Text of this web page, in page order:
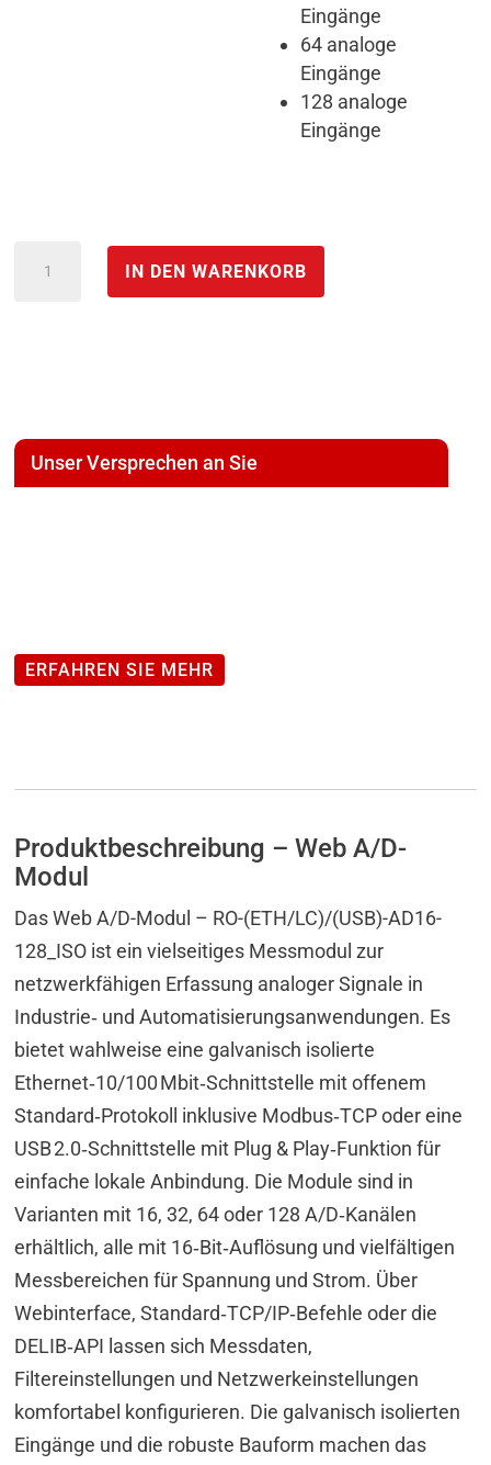
Eingänge
64 analoge
Eingänge
128 analoge
Eingänge
galvanisch
getrennten
(Modbus-
TCP-
IN DEN WARENKORB
Unser Versprechen an Sie
ERFAHREN SIE MEHR
Produktbeschreibung – Web A/D-
Modul
Das Web A/D-Modul – RO-(ETH/LC)/(USB)-AD16-
128_ISO ist ein vielseitiges Messmodul zur
netzwerkfähigen Erfassung analoger Signale in
Industrie‑ und Automatisierungsanwendungen. Es
bietet wahlweise eine galvanisch isolierte
Ethernet‑10/100 Mbit‑Schnittstelle mit offenem
Standard‑Protokoll inklusive Modbus‑TCP oder eine
USB 2.0‑Schnittstelle mit Plug & Play‑Funktion für
einfache lokale Anbindung. Die Module sind in
Varianten mit 16, 32, 64 oder 128 A/D‑Kanälen
erhältlich, alle mit 16‑Bit‑Auflösung und vielfältigen
Messbereichen für Spannung und Strom. Über
Webinterface, Standard‑TCP/IP‑Befehle oder die
DELIB‑API lassen sich Messdaten,
Filtereinstellungen und Netzwerkeinstellungen
komfortabel konfigurieren. Die galvanisch isolierten
Eingänge und die robuste Bauform machen das